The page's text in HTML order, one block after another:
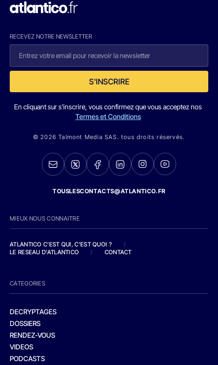
RECEVEZ NOTRE NEWSLETTER
S'INSCRIRE
En cliquant sur s'inscrire, vous confirmez que vous acceptez nos
Termes et Conditions
© 2026 Talmont Media SAS. tous droits réservés.
TOUSLESCONTACTS@ATLANTICO.FR
MIEUX NOUS CONNAITRE
ATLANTICO C'EST QUI, C'EST QUOI ?
/
LE RESEAU D'ATLANTICO
/ CONTACT
CATEGORIES
DECRYPTAGES
DOSSIERS
RENDEZ-VOUS
VIDEOS
PODCASTS